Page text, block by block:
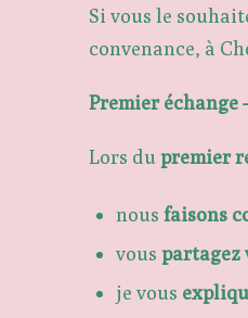
Si vous le
convenance, à
Premier échange
Lors du premier
nous faisons
vous partagez
je vous